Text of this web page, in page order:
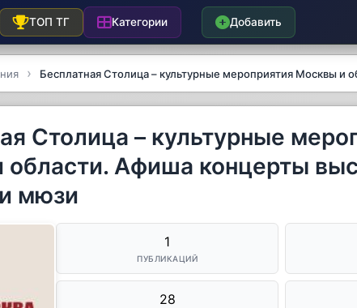
ТОП ТГ Категории Добавить
Бесплатная Столица – культурные мероприятия Москвы и
Столица – культурные
Афиша концерты
мюзи
1
ПУБЛИКАЦИЙ
28